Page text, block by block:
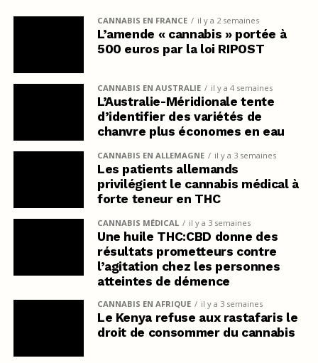
CANNABIS EN FRANCE il y a 2 semaines
L’amende « cannabis » portée à
500 euros par la loi RIPOST
CANNABIS EN AUSTRALIE il y a 4 semaines
L’Australie-Méridionale tente
d’identifier des variétés de
chanvre plus économes en eau
CANNABIS EN ALLEMAGNE il y a 3 semaines
Les patients allemands
privilégient le cannabis médical à
forte teneur en THC
CANNABIS MÉDICAL il y a 3 semaines
Une huile THC:CBD donne des
résultats prometteurs contre
l’agitation chez les personnes
atteintes de démence
CANNABIS EN AFRIQUE il y a 3 semaines
Le Kenya refuse aux rastafaris le
droit de consommer du cannabis